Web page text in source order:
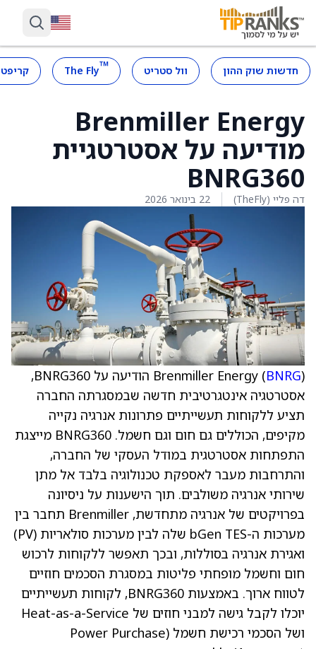
חדשות שוק ההון וול סטריט ™
The Fly
Brenmiller Energy
מודיעה על אסטרטגיית
BNRG360
דה פליי (TheFly) 22 בינואר 2026
Brenmiller Energy (BNRG
) הודיעה על BNRG360,
אסטרטגיה אינטגרטיבית חדשה שבמסגרתה החברה
תציע ללקוחות תעשייתיים פתרונות אנרגיה נקייה
מקיפים, הכוללים גם חום וגם חשמל. BNRG360 מייצגת
התפתחות אסטרטגית במודל העסקי של החברה,
והתרחבות מעבר לאספקת טכנולוגיה בלבד אל מתן
שירותי אנרגיה משולבים. תוך הישענות על ניסיונה
בפרויקטים של אנרגיה מתחדשת, Brenmiller תחבר בין
מערכות ה-bGen TES שלה לבין מערכות סולאריות (PV)
ואגירת אנרגיה בסוללות, ובכך תאפשר ללקוחות לרכוש
חום וחשמל מופחתי פליטות במסגרת הסכמים חוזיים
לטווח ארוך. באמצעות BNRG360, לקוחות תעשייתיים
יוכלו לקבל גישה למבני חוזים של Heat-as-a-Service
ושל הסכמי רכישת חשמל (Power Purchase